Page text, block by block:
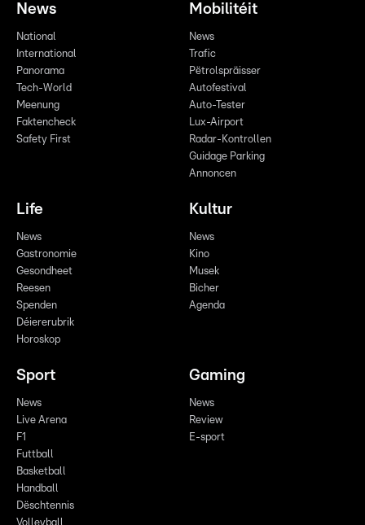
News
National
International
Panorama
Tech-World
Meenung
Faktencheck
Safety First
Mobilitéit
News
Trafic
Pëtrolspräisser
Autofestival
Auto-Tester
Lux-Airport
Radar-Kontrollen
Guidage Parking
Annoncen
Life
News
Gastronomie
Gesondheet
Reesen
Spenden
Déiererubrik
Horoskop
Kultur
News
Kino
Musek
Bicher
Agenda
Sport
News
Live Arena
F1
Futtball
Basketball
Handball
Dëschtennis
Gaming
News
Review
E-sport